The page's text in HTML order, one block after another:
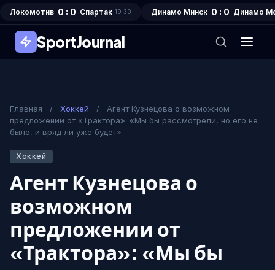
Локомотив 0 : 0 Спартак 19:30 Динамо Минск 0 : 0 Динамо
SportJournal
Главная / Хоккей /
Агент Кузнецова о возможном
предложении от «Трактора»: «Мы бы рассмотрели, но его не
было, и вряд ли уже будет»
Хоккей
Агент Кузнецова о
возможном
предложении от
«Трактора»: «Мы бы